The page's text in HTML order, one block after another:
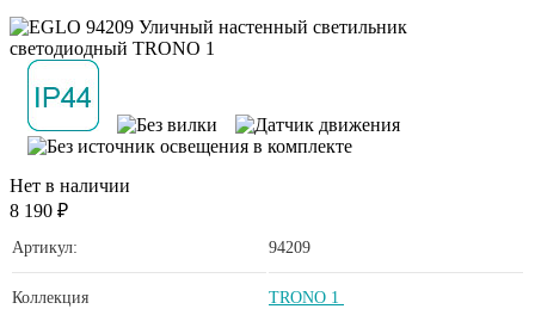
Нет в наличии
8 190 ₽
Артикул: 94209
Коллекция TRONO 1